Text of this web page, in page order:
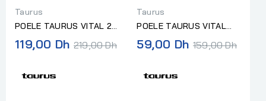
Taurus
POELE TAURUS VITAL 26
CM
119,00 Dh Prix
219,00 Dh
Taurus
POELE TAURUS VITAL
14CM
59,00 Dh Prix
159,00 Dh